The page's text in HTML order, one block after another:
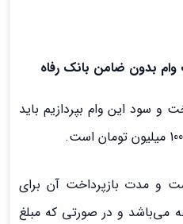
وام بدون ضامن بانک رفاه
و سود این وام بپردازیم باید
این وام 23 % است و مدت بازپرداخت آن برای
میلیون تومان 48 ماهه می‌باشد و در صورتی که مبلغ